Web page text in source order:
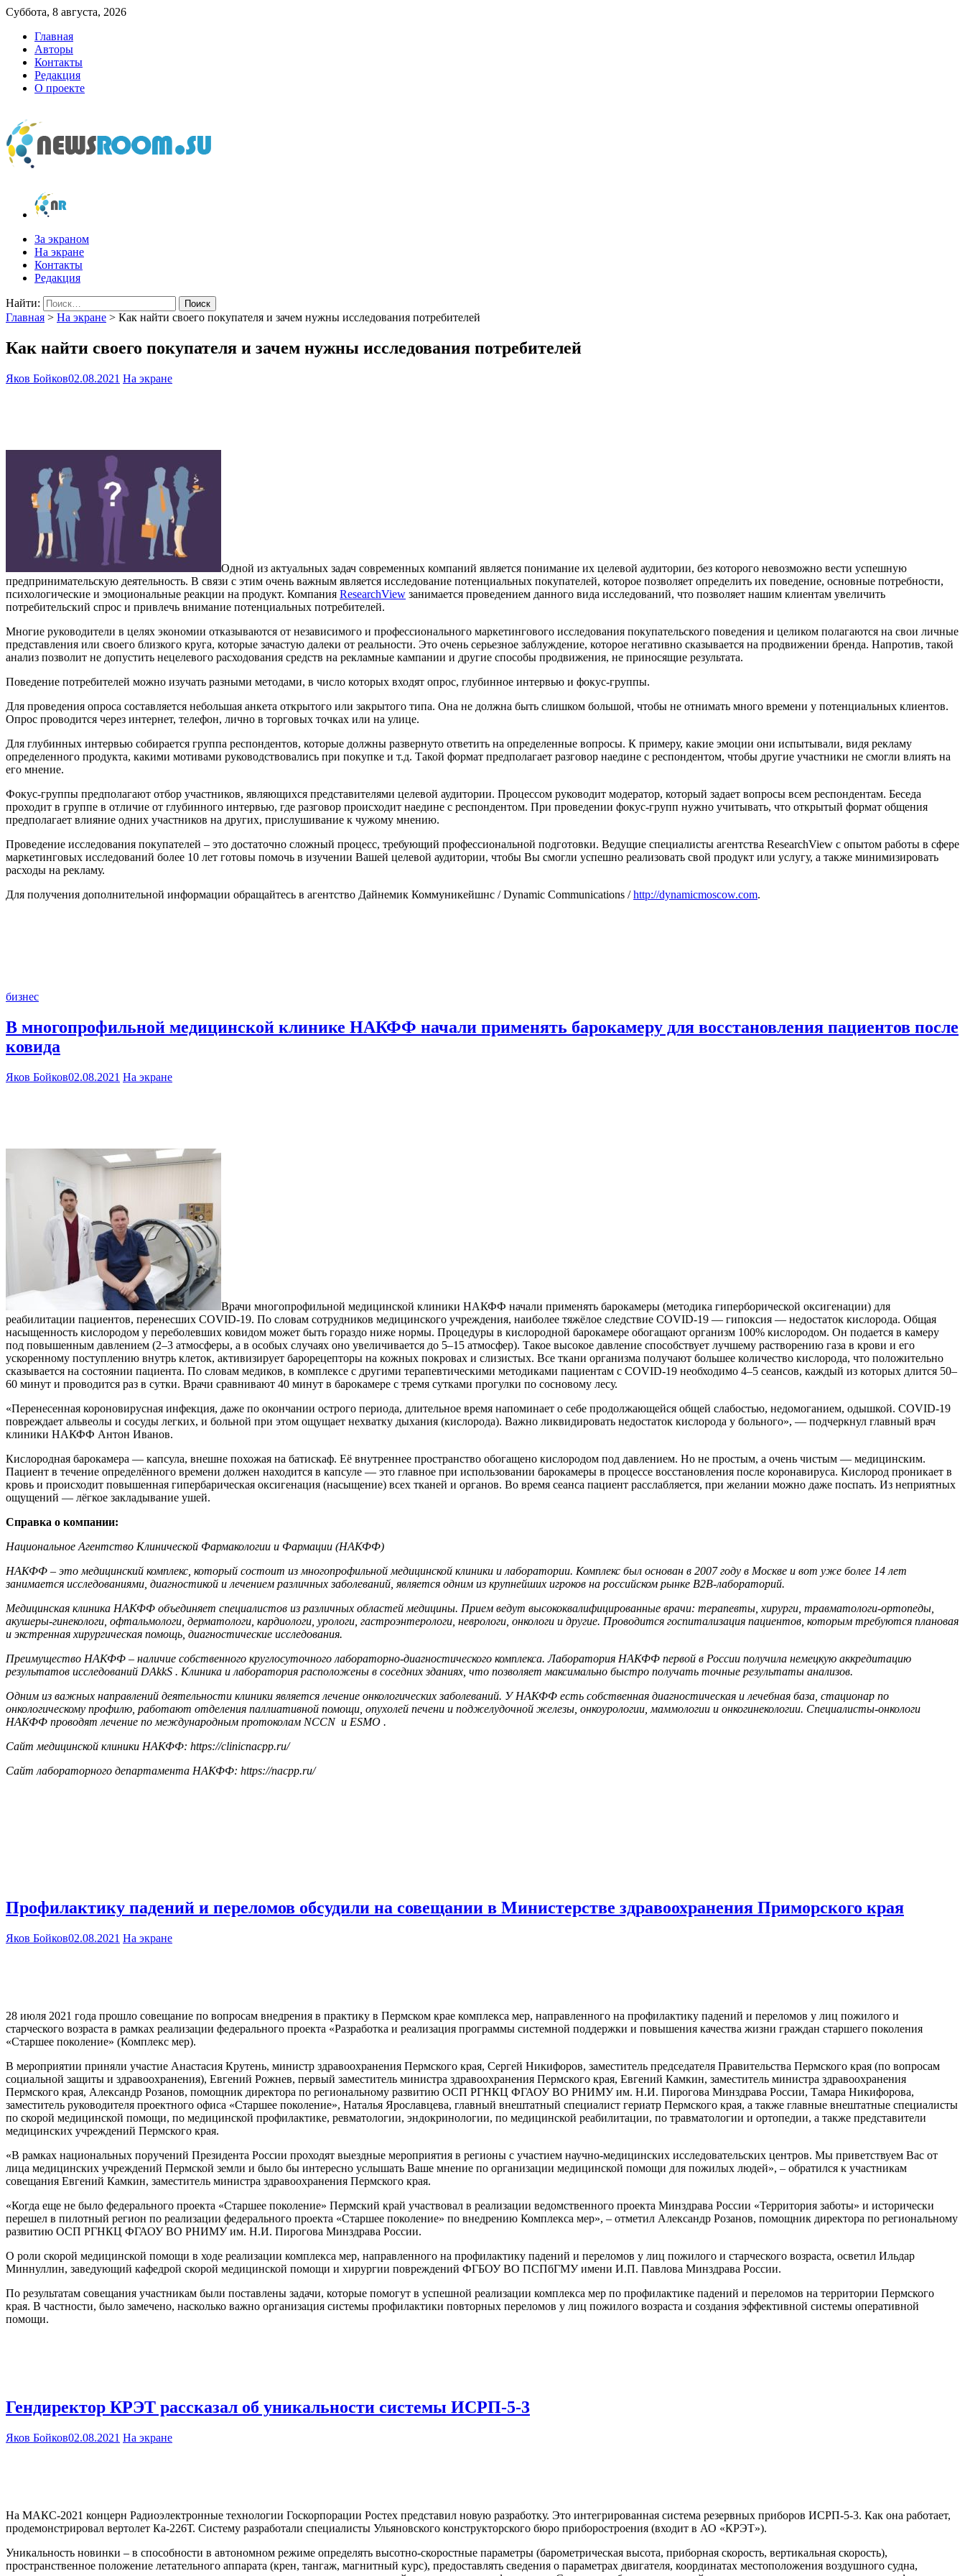
Суббота, 8 августа, 2026
Главная
Авторы
Контакты
Редакция
О проекте
newsroom.su
Новости о новостях
За экраном
На экране
Контакты
Редакция
Найти:
Главная > На экране > Как найти своего покупателя и зачем нужны исследования потребителей
Как найти своего покупателя и зачем нужны исследования потребителей
Яков Бойков02.08.2021 На экране
Одной из актуальных задач современных компаний является понимание их целевой аудитории, без которого невозможно вести успешную
предпринимательскую деятельность. В связи с этим очень важным является исследование потенциальных покупателей, которое позволяет определить их поведение, основные потребности,
психологические и эмоциональные реакции на продукт. Компания ResearchView занимается проведением данного вида исследований, что позволяет нашим клиентам увеличить
потребительский спрос и привлечь внимание потенциальных потребителей.
Многие руководители в целях экономии отказываются от независимого и профессионального маркетингового исследования покупательского поведения и целиком полагаются на свои личные
представления или своего близкого круга, которые зачастую далеки от реальности. Это очень серьезное заблуждение, которое негативно сказывается на продвижении бренда. Напротив, такой
анализ позволит не допустить нецелевого расходования средств на рекламные кампании и другие способы продвижения, не приносящие результата.
Поведение потребителей можно изучать разными методами, в число которых входят опрос, глубинное интервью и фокус-группы.
Для проведения опроса составляется небольшая анкета открытого или закрытого типа. Она не должна быть слишком большой, чтобы не отнимать много времени у потенциальных клиентов.
Опрос проводится через интернет, телефон, лично в торговых точках или на улице.
Для глубинных интервью собирается группа респондентов, которые должны развернуто ответить на определенные вопросы. К примеру, какие эмоции они испытывали, видя рекламу
определенного продукта, какими мотивами руководствовались при покупке и т.д. Такой формат предполагает разговор наедине с респондентом, чтобы другие участники не смогли влиять на
его мнение.
Фокус-группы предполагают отбор участников, являющихся представителями целевой аудитории. Процессом руководит модератор, который задает вопросы всем респондентам. Беседа
проходит в группе в отличие от глубинного интервью, где разговор происходит наедине с респондентом. При проведении фокус-групп нужно учитывать, что открытый формат общения
предполагает влияние одних участников на других, прислушивание к чужому мнению.
Проведение исследования покупателей – это достаточно сложный процесс, требующий профессиональной подготовки. Ведущие специалисты агентства ResearchView с опытом работы в сфере
маркетинговых исследований более 10 лет готовы помочь в изучении Вашей целевой аудитории, чтобы Вы смогли успешно реализовать свой продукт или услугу, а также минимизировать
расходы на рекламу.
Для получения дополнительной информации обращайтесь в агентство Дайнемик Коммуникейшнс / Dynamic Communications /http://dynamicmoscow.com.
бизнес
В многопрофильной медицинской клинике НАКФФ начали применять барокамеру для восстановления пациентов после
ковида
Яков Бойков02.08.2021 На экране
Врачи многопрофильной медицинской клиники НАКФФ начали применять барокамеры (методика гиперборической оксигенации) для
реабилитации пациентов, перенесших COVID-19. По словам сотрудников медицинского учреждения, наиболее тяжёлое следствие COVID-19 — гипоксия — недостаток кислорода. Общая
насыщенность кислородом у переболевших ковидом может быть гораздо ниже нормы. Процедуры в кислородной барокамере обогащают организм 100% кислородом. Он подается в камеру
под повышенным давлением (2–3 атмосферы, а в особых случаях оно увеличивается до 5–15 атмосфер). Такое высокое давление способствует лучшему растворению газа в крови и его
ускоренному поступлению внутрь клеток, активизирует барорецепторы на кожных покровах и слизистых. Все ткани организма получают большее количество кислорода, что положительно
сказывается на состоянии пациента. По словам медиков, в комплексе с другими терапевтическими методиками пациентам с COVID-19 необходимо 4–5 сеансов, каждый из которых длится 50–
60 минут и проводится раз в сутки. Врачи сравнивают 40 минут в барокамере с тремя сутками прогулки по сосновому лесу.
«Перенесенная короновирусная инфекция, даже по окончании острого периода, длительное время напоминает о себе продолжающейся общей слабостью, недомоганием, одышкой. COVID-19
повреждает альвеолы и сосуды легких, и больной при этом ощущает нехватку дыхания (кислорода). Важно ликвидировать недостаток кислорода у больного», — подчеркнул главный врач
клиники НАКФФ Антон Иванов.
Кислородная барокамера — капсула, внешне похожая на батискаф. Её внутреннее пространство обогащено кислородом под давлением. Но не простым, а очень чистым — медицинским.
Пациент в течение определённого времени должен находится в капсуле — это главное при использовании барокамеры в процессе восстановления после коронавируса. Кислород проникает в
кровь и происходит повышенная гипербарическая оксигенация (насыщение) всех тканей и органов. Во время сеанса пациент расслабляется, при желании можно даже поспать. Из неприятных
ощущений — лёгкое закладывание ушей.
Справка о компании:
Национальное Агентство Клинической Фармакологии и Фармации (НАКФФ)
НАКФФ – это медицинский комплекс, который состоит из многопрофильной медицинской клиники и лаборатории. Комплекс был основан в 2007 году в Москве и вот уже более 14 лет
занимается исследованиями, диагностикой и лечением различных заболеваний, является одним из крупнейших игроков на российском рынке B2B-лабораторий.
Медицинская клиника НАКФФ объединяет специалистов из различных областей медицины. Прием ведут высококвалифицированные врачи: терапевты, хирурги, травматологи-ортопеды,
акушеры-гинекологи, офтальмологи, дерматологи, кардиологи, урологи, гастроэнтерологи, неврологи, онкологи и другие. Проводится госпитализация пациентов, которым требуются плановая
и экстренная хирургическая помощь, диагностические исследования.
Преимущество НАКФФ – наличие собственного круглосуточного лабораторно-диагностического комплекса. Лаборатория НАКФФ первой в России получила немецкую аккредитацию
результатов исследований DAkkS . Клиника и лаборатория расположены в соседних зданиях, что позволяет максимально быстро получать точные результаты анализов.
Одним из важных направлений деятельности клиники является лечение онкологических заболеваний. У НАКФФ есть собственная диагностическая и лечебная база, стационар по
онкологическому профилю, работают отделения паллиативной помощи, опухолей печени и поджелудочной железы, онкоурологии, маммологии и онкогинекологии. Специалисты-онкологи
НАКФФ проводят лечение по международным протоколам NCCN и ESMO .
Сайт медицинской клиники НАКФФ: https://clinicnacpp.ru/
Сайт лабораторного департамента НАКФФ: https://nacpp.ru/
Профилактику падений и переломов обсудили на совещании в Министерстве здравоохранения Приморского края
Яков Бойков02.08.2021 На экране
28 июля 2021 года прошло совещание по вопросам внедрения в практику в Пермском крае комплекса мер, направленного на профилактику падений и переломов у лиц пожилого и
старческого возраста в рамках реализации федерального проекта «Разработка и реализация программы системной поддержки и повышения качества жизни граждан старшего поколения
«Старшее поколение» (Комплекс мер).
В мероприятии приняли участие Анастасия Крутень, министр здравоохранения Пермского края, Сергей Никифоров, заместитель председателя Правительства Пермского края (по вопросам
социальной защиты и здравоохранения), Евгений Рожнев, первый заместитель министра здравоохранения Пермского края, Евгений Камкин, заместитель министра здравоохранения
Пермского края, Александр Розанов, помощник директора по региональному развитию ОСП РГНКЦ ФГАОУ ВО РНИМУ им. Н.И. Пирогова Минздрава России, Тамара Никифорова,
заместитель руководителя проектного офиса «Старшее поколение», Наталья Ярославцева, главный внештатный специалист гериатр Пермского края, а также главные внештатные специалисты
по скорой медицинской помощи, по медицинской профилактике, ревматологии, эндокринологии, по медицинской реабилитации, по травматологии и ортопедии, а также представители
медицинских учреждений Пермского края.
«В рамках национальных поручений Президента России проходят выездные мероприятия в регионы с участием научно-медицинских исследовательских центров. Мы приветствуем Вас от
лица медицинских учреждений Пермской земли и было бы интересно услышать Ваше мнение по организации медицинской помощи для пожилых людей», – обратился к участникам
совещания Евгений Камкин, заместитель министра здравоохранения Пермского края.
«Когда еще не было федерального проекта «Старшее поколение» Пермский край участвовал в реализации ведомственного проекта Минздрава России «Территория заботы» и исторически
перешел в пилотный регион по реализации федерального проекта «Старшее поколение» по внедрению Комплекса мер», – отметил Александр Розанов, помощник директора по региональному
развитию ОСП РГНКЦ ФГАОУ ВО РНИМУ им. Н.И. Пирогова Минздрава России.
О роли скорой медицинской помощи в ходе реализации комплекса мер, направленного на профилактику падений и переломов у лиц пожилого и старческого возраста, осветил Ильдар
Миннуллин, заведующий кафедрой скорой медицинской помощи и хирургии повреждений ФГБОУ ВО ПСПбГМУ имени И.П. Павлова Минздрава России.
По результатам совещания участникам были поставлены задачи, которые помогут в успешной реализации комплекса мер по профилактике падений и переломов на территории Пермского
края. В частности, было замечено, насколько важно организация системы профилактики повторных переломов у лиц пожилого возраста и создания эффективной системы оперативной
помощи.
Гендиректор КРЭТ рассказал об уникальности системы ИСРП-5-3
Яков Бойков02.08.2021 На экране
На МАКС-2021 концерн Радиоэлектронные технологии Госкорпорации Ростех представил новую разработку. Это интегрированная система резервных приборов ИСРП-5-3. Как она работает,
продемонстрировал вертолет Ка-226Т. Систему разработали специалисты Ульяновского конструкторского бюро приборостроения (входит в АО «КРЭТ»).
Уникальность новинки – в способности в автономном режиме определять высотно-скоростные параметры (барометрическая высота, приборная скорость, вертикальная скорость),
пространственное положение летательного аппарата (крен, тангаж, магнитный курс), предоставлять сведения о параметрах двигателя, координатах местоположения воздушного судна,